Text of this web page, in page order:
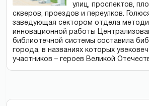
улиц, проспектов,
скверов, проездов и переулков.
заведующая сектором отдела
инновационной работы
библиотечной системы составила
города, в названиях которых
участников – героев Великой